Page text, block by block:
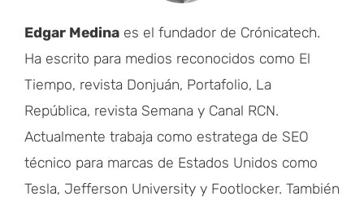
Edgar Medina es el fundador de Crónicatech.
Ha escrito para medios reconocidos como El
Tiempo, revista Donjuán, Portafolio, La
República, revista Semana y Canal RCN.
Actualmente trabaja como estratega de SEO
técnico para marcas de Estados Unidos como
Tesla, Jefferson University y Footlocker. También